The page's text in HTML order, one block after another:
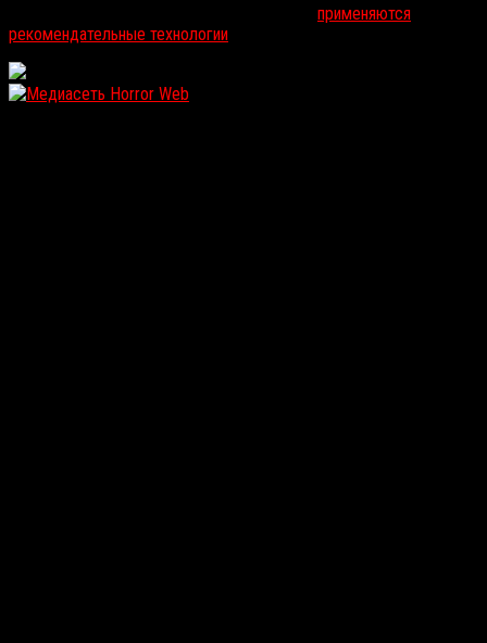
применяются
рекомендательные технологии